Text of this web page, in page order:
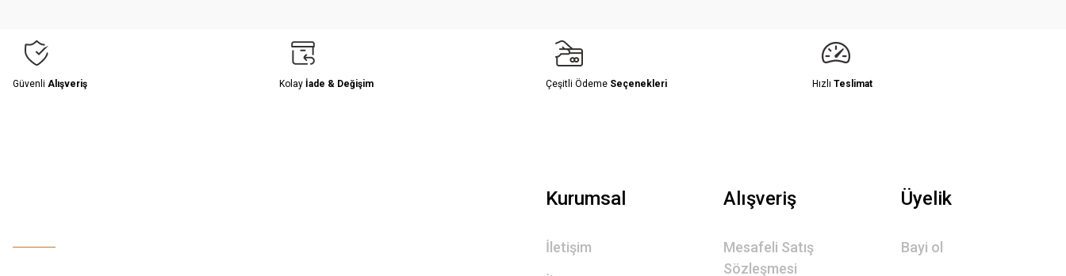
Güvenli Alışveriş Kolay İade & Değişim Çeşitli Ödeme Seçenekleri Hızlı Teslimat
Kurumsal
İletişim
Alışveriş
Mesafeli Satış
Sözleşmesi
Üyelik
Bayi ol